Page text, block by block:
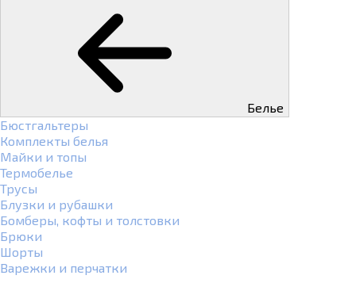
Белье
Бюстгальтеры
Комплекты белья
Майки и топы
Термобелье
Трусы
Блузки и рубашки
Бомберы, кофты и толстовки
Брюки
Шорты
Варежки и перчатки